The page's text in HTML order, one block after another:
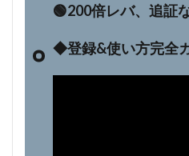
🟢200倍レバ、追証
◆登録&使い方完全